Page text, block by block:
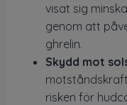
visat sig
genom att
ghrelin.
Skydd mot
risken för